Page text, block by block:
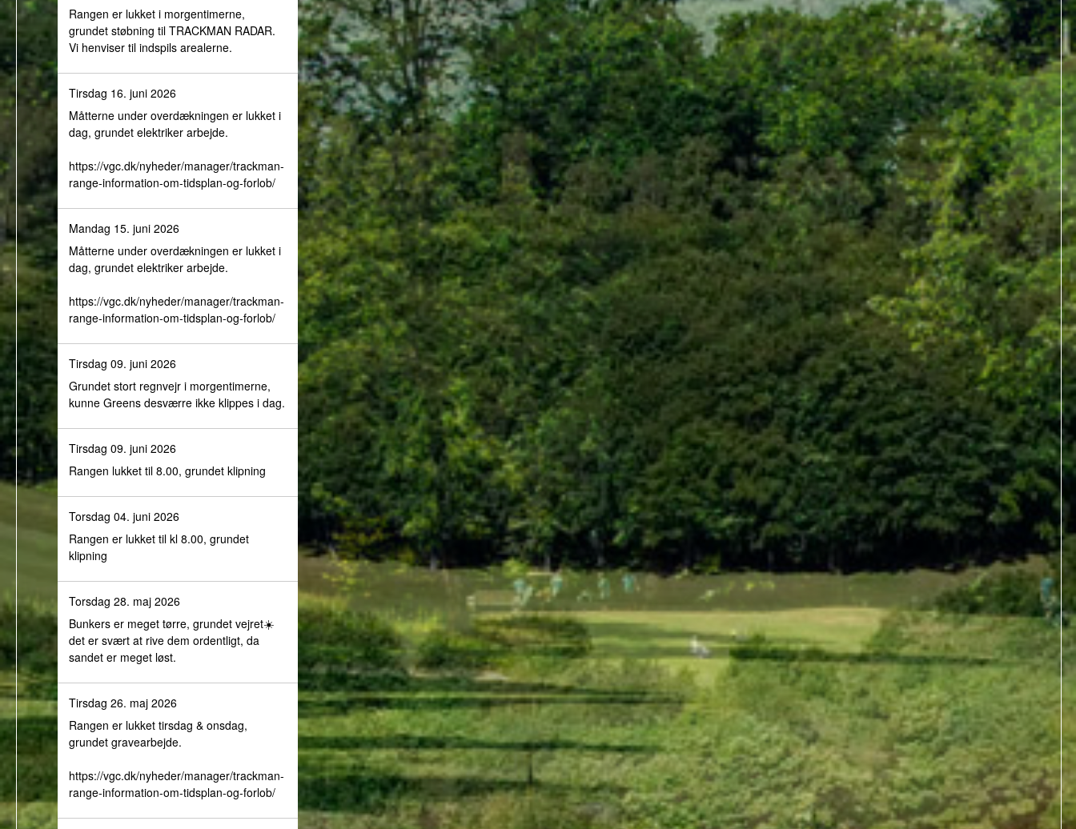
Rangen er lukket i morgentimerne,
grundet støbning til TRACKMAN RADAR.
Vi henviser til indspils arealerne.
Tirsdag 16. juni 2026
Måtterne under overdækningen er lukket i
dag, grundet elektriker arbejde.
https://vgc.dk/nyheder/manager/trackman-
range-information-om-tidsplan-og-forlob/
Mandag 15. juni 2026
Måtterne under overdækningen er lukket i
dag, grundet elektriker arbejde.
https://vgc.dk/nyheder/manager/trackman-
range-information-om-tidsplan-og-forlob/
Tirsdag 09. juni 2026
Grundet stort regnvejr i morgentimerne,
kunne Greens desværre ikke klippes i dag.
Tirsdag 09. juni 2026
Rangen lukket til 8.00, grundet klipning
Torsdag 04. juni 2026
Rangen er lukket til kl 8.00, grundet
klipning
Torsdag 28. maj 2026
Bunkers er meget tørre, grundet vejret☀️
det er svært at rive dem ordentligt, da
sandet er meget løst.
Tirsdag 26. maj 2026
Rangen er lukket tirsdag & onsdag,
grundet gravearbejde.
https://vgc.dk/nyheder/manager/trackman-
range-information-om-tidsplan-og-forlob/